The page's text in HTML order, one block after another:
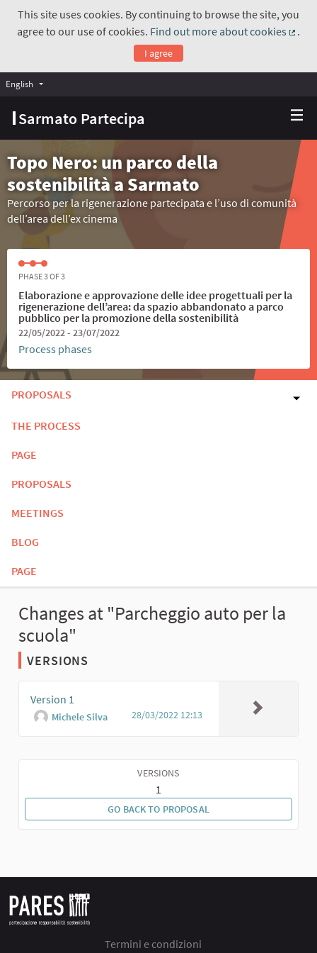
This site uses cookies. By continuing to browse the site, you
agree to our use of cookies. Find out more about cookies
.
I agree
Sarmato Partecipa
English Choose language
Topo Nero: un parco della
sostenibilità a Sarmato
Percorso per la rigenerazione partecipata e l’uso di comunità
dell’area dell’ex cinema
PHASE 3 OF 3
Elaborazione e approvazione delle idee progettuali per la
rigenerazione dell’area: da spazio abbandonato a parco
pubblico per la promozione della sostenibilità
22/05/2022 - 23/07/2022
Process phases
PROPOSALS
THE PROCESS
PAGE
PROPOSALS
MEETINGS
BLOG
PAGE
Changes at "Parcheggio auto per la
scuola"
VERSIONS
Version 1
Michele Silva 28/03/2022 12:13
VERSIONS
1
GO BACK TO PROPOSAL
Termini e condizioni